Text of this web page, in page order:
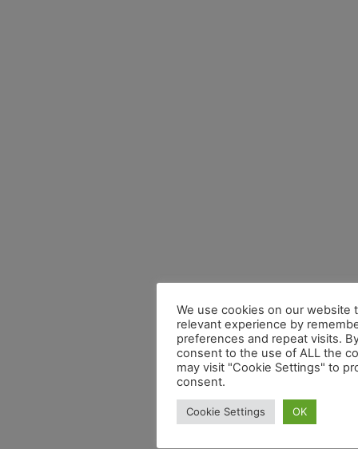
We use cookies on our website
relevant experience by
preferences and repeat visits.
consent to the use of ALL the
may visit "Cookie Settings" to
consent.
Cookie Settings OK